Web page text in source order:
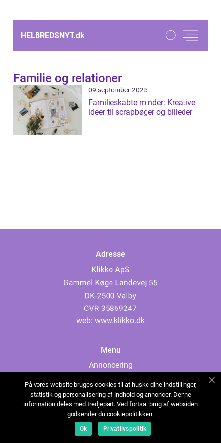
HELBREDSNYT.dk
Familie og relationer
09 september 2025
Familieskabte minder: Kreative
ideer til scrapbøger og billeder
Adresse
web: www.klikko.dk
Menu
Annoncering
Cookies
Kontakt os
Sitemap
På vores website bruges cookies til at huske dine indstillinger,
statistik og personalisering af indhold og annoncer. Denne
information deles med tredjepart. Ved fortsat brug af websiden
godkender du cookiepolitikken.
Ok Privatlivspolitik